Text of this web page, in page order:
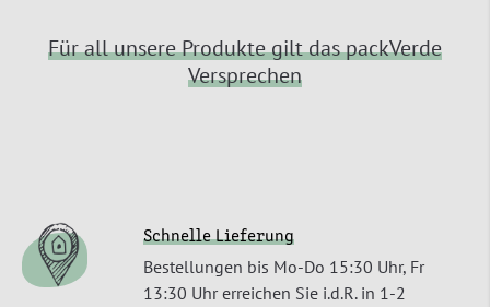
Für all unsere Produkte gilt das packVerde
Versprechen
Schnelle Lieferung
Bestellungen bis Mo-Do 15:30 Uhr, Fr
13:30 Uhr erreichen Sie i.d.R. in 1-2